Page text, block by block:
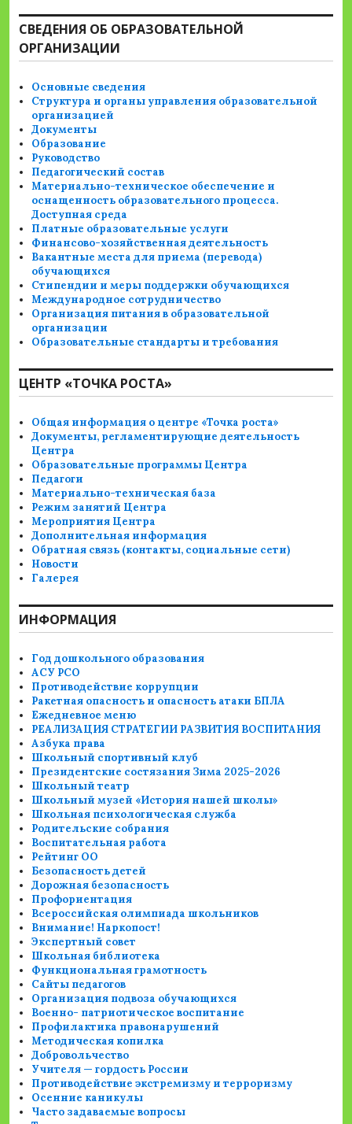
СВЕДЕНИЯ ОБ ОБРАЗОВАТЕЛЬНОЙ
ОРГАНИЗАЦИИ
Основные сведения
Структура и органы управления образовательной
организацией
Документы
Образование
Руководство
Педагогический состав
Материально-техническое обеспечение и
оснащенность образовательного процесса.
Доступная среда
Платные образовательные услуги
Финансово-хозяйственная деятельность
Вакантные места для приема (перевода)
обучающихся
Стипендии и меры поддержки обучающихся
Международное сотрудничество
Организация питания в образовательной
организации
Образовательные стандарты и требования
ЦЕНТР «ТОЧКА РОСТА»
Общая информация о центре «Точка роста»
Документы, регламентирующие деятельность
Центра
Образовательные программы Центра
Педагоги
Материально-техническая база
Режим занятий Центра
Мероприятия Центра
Дополнительная информация
Обратная связь (контакты, социальные сети)
Новости
Галерея
ИНФОРМАЦИЯ
Год дошкольного образования
АСУ РСО
Противодействие коррупции
Ракетная опасность и опасность атаки БПЛА
Ежедневное меню
РЕАЛИЗАЦИЯ СТРАТЕГИИ РАЗВИТИЯ ВОСПИТАНИЯ
Азбука права
Школьный спортивный клуб
Президентские состязания Зима 2025-2026
Школьный театр
Школьный музей «История нашей школы»
Школьная психологическая служба
Родительские собрания
Воспитательная работа
Рейтинг ОО
Безопасность детей
Дорожная безопасность
Профориентация
Всероссийская олимпиада школьников
Внимание! Наркопост!
Экспертный совет
Школьная библиотека
Функциональная грамотность
Сайты педагогов
Организация подвоза обучающихся
Военно- патриотическое воспитание
Профилактика правонарушений
Методическая копилка
Добровольчество
Учителя — гордость России
Противодействие экстремизму и терроризму
Осенние каникулы
Часто задаваемые вопросы